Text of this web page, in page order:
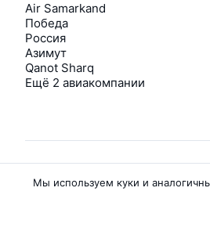
Air Samarkand
Победа
Россия
Азимут
Qanot Sharq
Ещё 2 авиакомпании
Мы используем куки и